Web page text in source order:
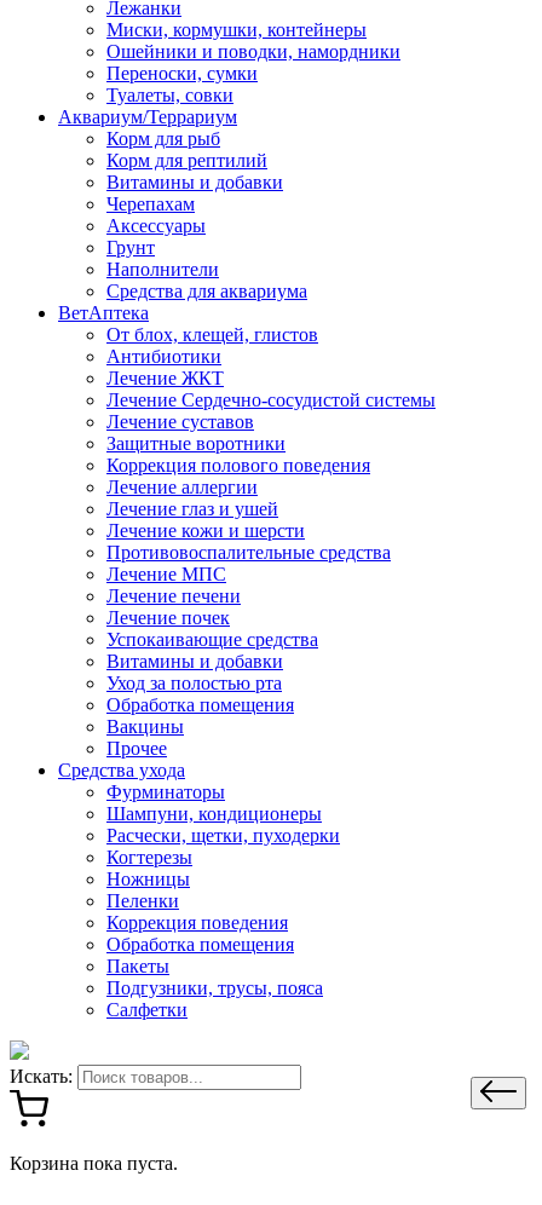
Лежанки
Миски, кормушки, контейнеры
Ошейники и поводки, намордники
Переноски, сумки
Туалеты, совки
Аквариум/Террариум
Корм для рыб
Корм для рептилий
Витамины и добавки
Черепахам
Аксессуары
Грунт
Наполнители
Средства для аквариума
ВетАптека
От блох, клещей, глистов
Антибиотики
Лечение ЖКТ
Лечение Сердечно-сосудистой системы
Лечение суставов
Защитные воротники
Коррекция полового поведения
Лечение аллергии
Лечение глаз и ушей
Лечение кожи и шерсти
Противовоспалительные средства
Лечение МПС
Лечение печени
Лечение почек
Успокаивающие средства
Витамины и добавки
Уход за полостью рта
Обработка помещения
Вакцины
Прочее
Средства ухода
Фурминаторы
Шампуни, кондиционеры
Расчески, щетки, пуходерки
Когтерезы
Ножницы
Пеленки
Коррекция поведения
Обработка помещения
Пакеты
Подгузники, трусы, пояса
Салфетки
Искать:
Корзина пока пуста.